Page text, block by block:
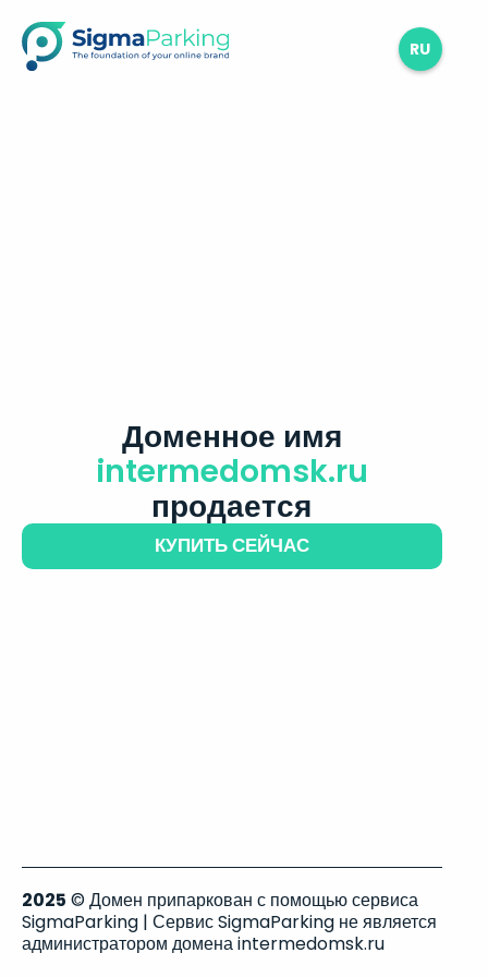
RU
Доменное имя
intermedomsk.ru
продается
КУПИТЬ СЕЙЧАС
2025 © Домен припаркован с помощью сервиса
SigmaParking | Сервис SigmaParking не является
администратором домена intermedomsk.ru